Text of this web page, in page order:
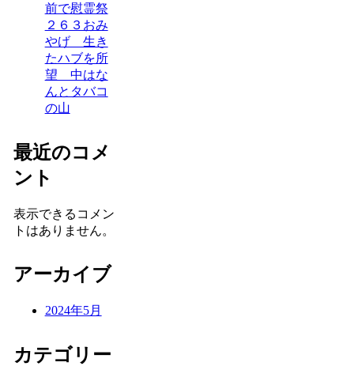
前で慰霊祭
２６３おみ
やげ 生き
たハブを所
望 中はな
んとタバコ
の山
最近のコメ
ント
表示できるコメン
トはありません。
アーカイブ
2024年5月
カテゴリー